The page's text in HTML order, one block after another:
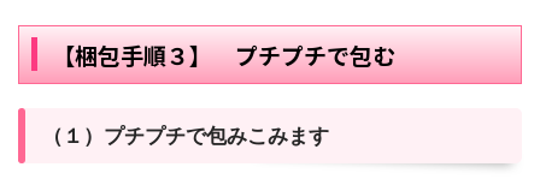
【梱包手順３】 プチプチで包む
（１）プチプチで包みこみます